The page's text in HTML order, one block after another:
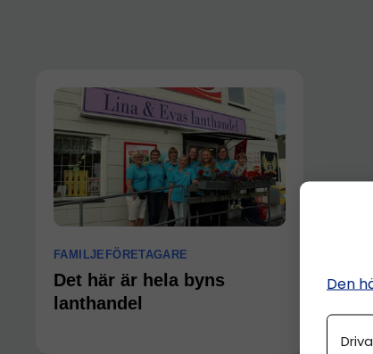
FAMILJEFÖRETAGARE
Det här är hela byns
lanthandel
Den